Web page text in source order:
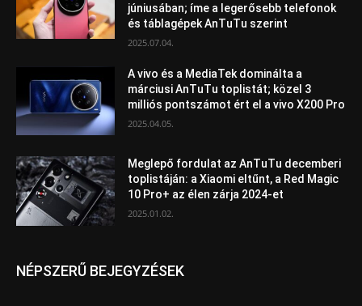
júniusában; íme a legerősebb telefonok
és táblagépek AnTuTu szerint
2025.07.04.
A vivo és a MediaTek dominálta a
márciusi AnTuTu toplistát; közel 3
milliós pontszámot ért el a vivo X200 Pro
2025.04.05.
Meglepő fordulat az AnTuTu decemberi
toplistáján: a Xiaomi eltűnt, a Red Magic
10 Pro+ az élen zárja 2024-et
2025.01.02.
NÉPSZERŰ BEJEGYZÉSEK